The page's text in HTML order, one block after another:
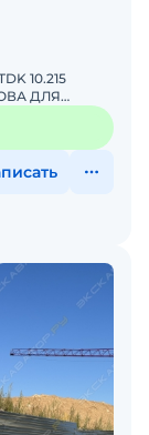
10.215
ДЛЯ
раму